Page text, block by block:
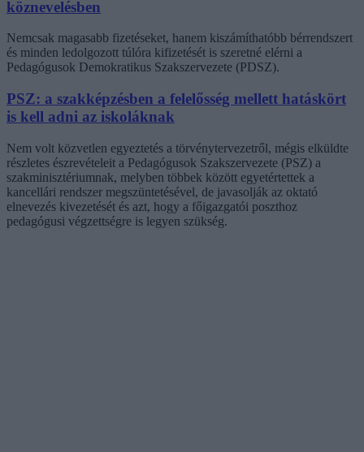
köznevelésben
Nemcsak magasabb fizetéseket, hanem kiszámíthatóbb bérrendszert
és minden ledolgozott túlóra kifizetését is szeretné elérni a
Pedagógusok Demokratikus Szakszervezete (PDSZ).
PSZ: a szakképzésben a felelősség mellett hatáskört
is kell adni az iskoláknak
Nem volt közvetlen egyeztetés a törvénytervezetről, mégis elküldte
részletes észrevételeit a Pedagógusok Szakszervezete (PSZ) a
szakminisztériumnak, melyben többek között egyetértettek a
kancellári rendszer megszüntetésével, de javasolják az oktató
elnevezés kivezetését és azt, hogy a főigazgatói poszthoz
pedagógusi végzettségre is legyen szükség.